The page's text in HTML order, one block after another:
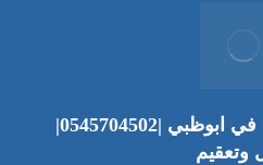
شركة تنظيف خزانات في ابوظبي |0545704502|
وتعقيم